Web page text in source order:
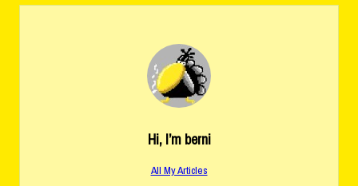
Hi, I’m berni
All My Articles